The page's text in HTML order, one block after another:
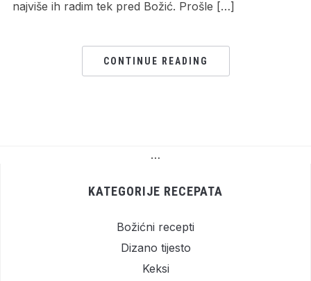
najviše ih radim tek pred Božić. Prošle […]
CONTINUE READING
…
KATEGORIJE RECEPATA
Božićni recepti
Dizano tijesto
Keksi